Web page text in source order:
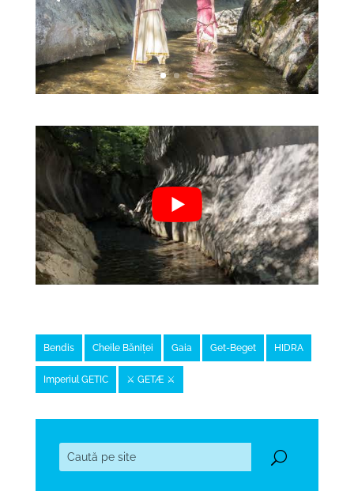
Bendis Cheile Băniței Gaia Get-Beget HIDRA
Imperiul GETIC ⚔️ GETÆ ⚔️